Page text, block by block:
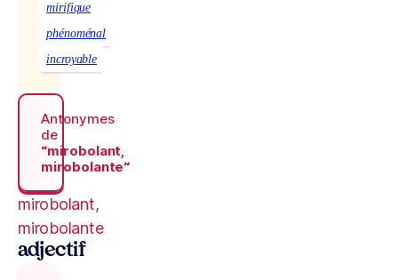
mirifique
phénoménal
incroyable
Antonymes
de
“mirobolant,
mirobolante“
mirobolant,
mirobolante
adjectif